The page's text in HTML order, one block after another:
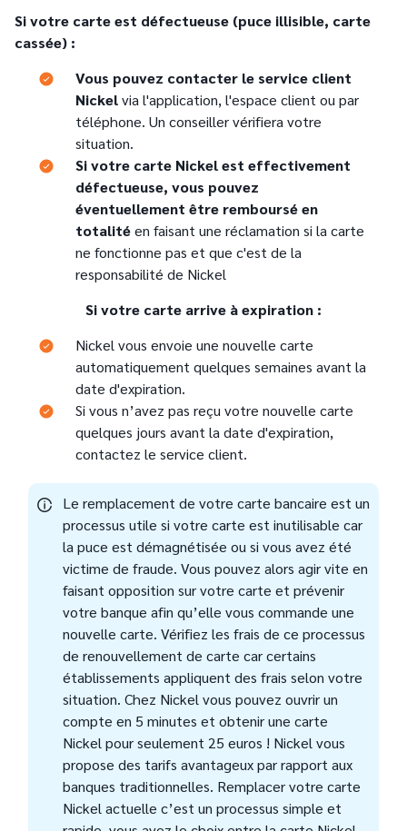
Si votre carte est défectueuse (puce illisible, carte
cassée) :
Text
Vous pouvez contacter le service client
Nickelvia l'application, l'espace client ou par
téléphone. Un conseiller vérifiera votre
situation.
Text
Si votre carte Nickel est effectivement
défectueuse, vous pouvez
éventuellement être remboursé en
totalitéen faisant une réclamation si la carte
ne fonctionne pas et que c'est de la
responsabilité de Nickel
Si votre carte arrive à expiration :
Text
Nickel vous envoie une nouvelle carte
automatiquement quelques semaines avant la
date d'expiration.
Text
Si vous n’avez pas reçu votre nouvelle carte
quelques jours avant la date d'expiration,
contactez le service client.
Le remplacement de votre carte bancaire est un
processus utile si votre carte est inutilisable car
la puce est démagnétisée ou si vous avez été
victime de fraude. Vous pouvez alors agir vite en
faisant opposition sur votre carte et prévenir
votre banque afin qu’elle vous commande une
nouvelle carte. Vérifiez les frais de ce processus
de renouvellement de carte car certains
établissements appliquent des frais selon votre
situation. Chez Nickel vous pouvez ouvrir un
compte en 5 minutes et obtenir une carte
Nickel pour seulement 25 euros ! Nickel vous
propose des tarifs avantageux par rapport aux
banques traditionnelles. Remplacer votre carte
Nickel actuelle c’est un processus simple et